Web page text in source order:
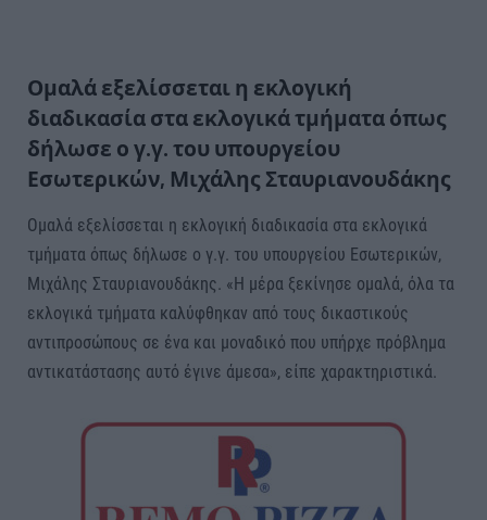
Ομαλά εξελίσσεται η εκλογική
διαδικασία στα εκλογικά τμήματα όπως
δήλωσε ο γ.γ. του υπουργείου
Εσωτερικών, Μιχάλης Σταυριανουδάκης
Ομαλά εξελίσσεται η εκλογική διαδικασία στα εκλογικά
τμήματα όπως δήλωσε ο γ.γ. του υπουργείου Εσωτερικών,
Μιχάλης Σταυριανουδάκης. «Η μέρα ξεκίνησε ομαλά, όλα τα
εκλογικά τμήματα καλύφθηκαν από τους δικαστικούς
αντιπροσώπους σε ένα και μοναδικό που υπήρχε πρόβλημα
αντικατάστασης αυτό έγινε άμεσα», είπε χαρακτηριστικά.